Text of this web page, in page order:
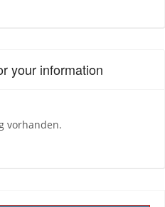
your information
vorhanden.